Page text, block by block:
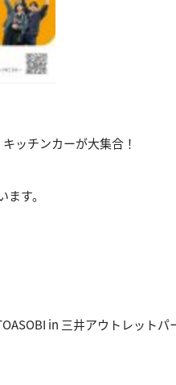
ッチンカーが大集合！
す。
in 三井アウトレット